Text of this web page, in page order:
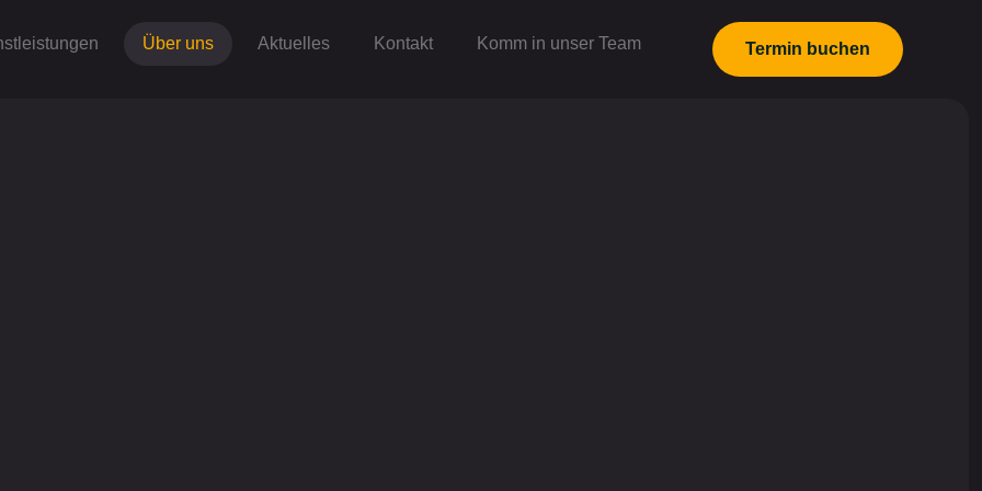
Über uns Aktuelles Kontakt Komm in unser Team Termin buchen